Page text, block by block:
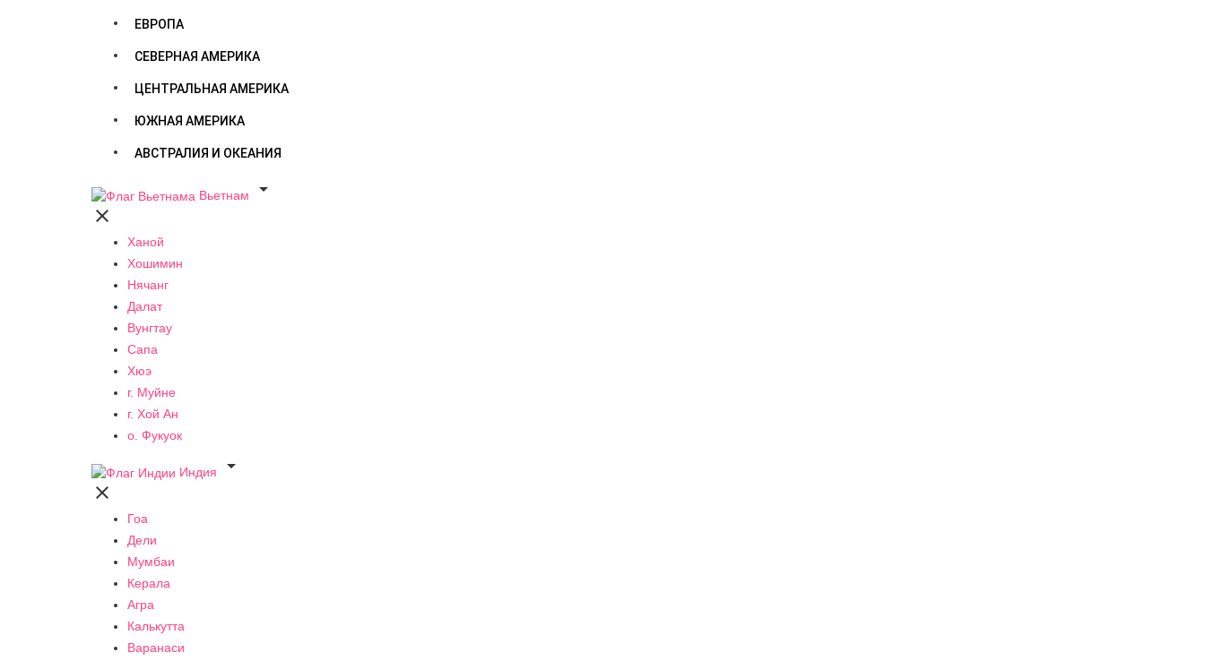
ЕВРОПА
СЕВЕРНАЯ АМЕРИКА
ЦЕНТРАЛЬНАЯ АМЕРИКА
ЮЖНАЯ АМЕРИКА
АВСТРАЛИЯ И ОКЕАНИЯ
Вьетнам


Ханой
Хошимин
Нячанг
Далат
Вунгтау
Сапа
Хюэ
г. Муйне
г. Хой Ан
о. Фукуок
Индия


Гоа
Дели
Мумбаи
Керала
Агра
Калькутта
Варанаси